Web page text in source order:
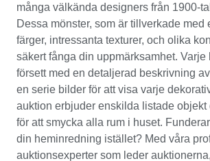
många välkända designers från 1900-
Dessa mönster, som är tillverkade med
färger, intressanta texturer, och olika
säkert fånga din uppmärksamhet. Varje
försett med en detaljerad beskrivning
en serie bilder för att visa varje
auktion erbjuder enskilda listade
för att smycka alla rum i huset.
din heminredning istället? Med våra
auktionsexperter som leder